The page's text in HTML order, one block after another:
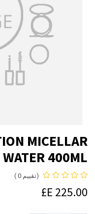
MICELLAR
400ML
(تقييم 0 )
225.00